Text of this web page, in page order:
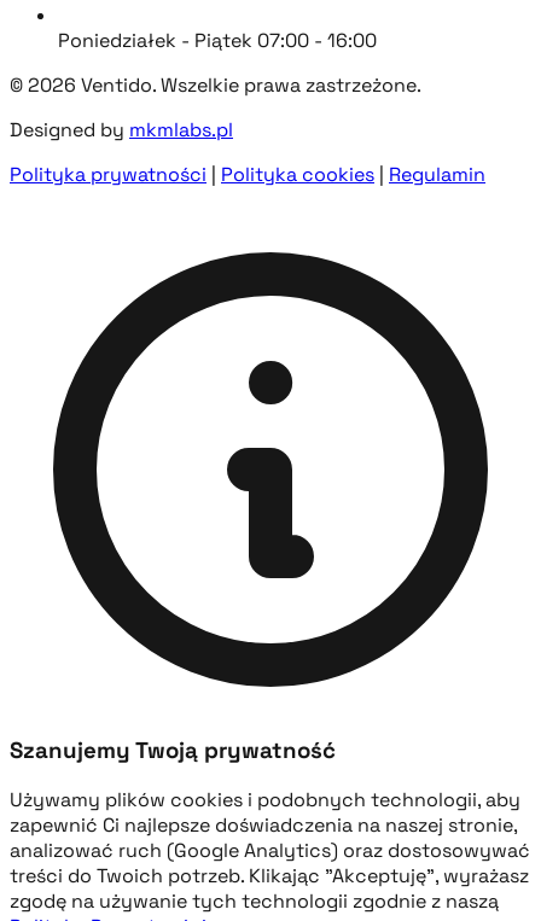
Poniedziałek - Piątek 07:00 - 16:00
© 2026 Ventido. Wszelkie prawa zastrzeżone.
Designed by mkmlabs.pl
Polityka prywatności | Polityka cookies | Regulamin
Szanujemy Twoją prywatność
Używamy plików cookies i podobnych technologii, aby
zapewnić Ci najlepsze doświadczenia na naszej stronie,
analizować ruch (Google Analytics) oraz dostosowywać
treści do Twoich potrzeb. Klikając "Akceptuję", wyrażasz
zgodę na używanie tych technologii zgodnie z naszą